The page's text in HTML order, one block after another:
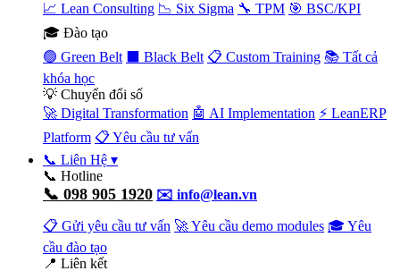
📈 Lean Consulting 📉 Six Sigma 🔧 TPM 🎯 BSC/KPI
🎓 Đào tạo
🟢 Green Belt
⬛ Black Belt 📋 Custom Training 📚 Tất cả
khóa học
💡 Chuyển đổi số
🚀 Digital Transformation 🤖 AI Implementation ⚡ LeanERP
Platform 📋 Yêu cầu tư vấn
📞 Liên Hệ ▾
📞 Hotline
📞 098 905 1920 ✉️ info@lean.vn
📋 Gửi yêu cầu tư vấn 🚀 Yêu cầu demo modules 🎓 Yêu
cầu đào tạo
📍 Liên kết